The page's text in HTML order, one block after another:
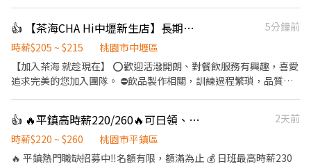
👍 【茶海CHA Hi中壢新生店】長期早晚班兼職人員(假日班）
5分鐘前
時薪$205 ~ $215
桃園市中壢區
【加入茶海 就趁現在】 ⭕️歡迎活潑開朗、對餐飲服務有興趣，喜愛
追求完美的您加入團隊。 ⛔️飲品製作相關，訓練過程繁瑣，品質控
銀處理】 進行顧客結帳，維持現金收據整齊與準確 【環境清潔】 清
洗餐具與吧台設備，保持工作區域整潔 【產品說明】 為顧客提供飲
品資訊與建議，協助選擇
👍 🔥平鎮高時薪220/260🔥可日領、週領‼️固定班別免輪班‼️週休二日💯錄取率高✨
2天前
時薪$220 ~ $260
桃園市平鎮區
🔥 平鎮熱門職缺招募中‼️名額有限，額滿為止 💰 日班最高時薪230